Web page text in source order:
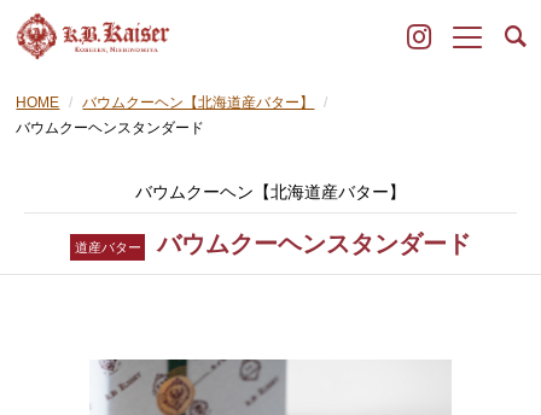
HOME
バウムクーヘン【北海道産バター】
バウムクーヘンスタンダード
バウムクーヘン【北海道産バター】
バウムクーヘンスタンダード